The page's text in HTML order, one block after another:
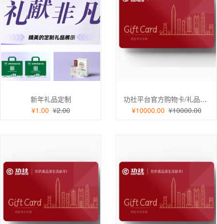
新年礼品定制
¥1.00 ¥2.00
功社平台官方购物卡/礼品卡/充值卡 实体卡面值10000元
¥10000.00 ¥10000.00